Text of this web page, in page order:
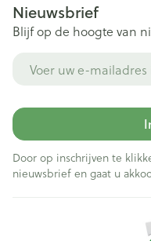
Nieuwsbrief
Blijf op de hoogte van
Door op inschrijven te
nieuwsbrief en gaat u